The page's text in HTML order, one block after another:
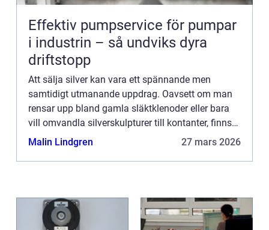
Effektiv pumpservice för pumpar
i industrin – så undviks dyra
driftstopp
Att sälja silver kan vara ett spännande men
samtidigt utmanande uppdrag. Oavsett om man
rensar upp bland gamla släktklenoder eller bara
vill omvandla silverskulpturer till kontanter, finns
det mycket att ta hänsyn till. Den hä...
Malin Lindgren 27 mars 2026